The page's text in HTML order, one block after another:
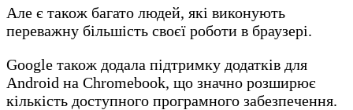
Але є також багато людей, які виконують
переважну більшість своєї роботи в браузері.
Google також додала підтримку додатків для
Android на Chromebook, що значно розширює
кількість доступного програмного забезпечення.